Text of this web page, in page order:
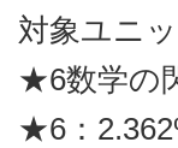
対象ユニ
★6数学の
★6：